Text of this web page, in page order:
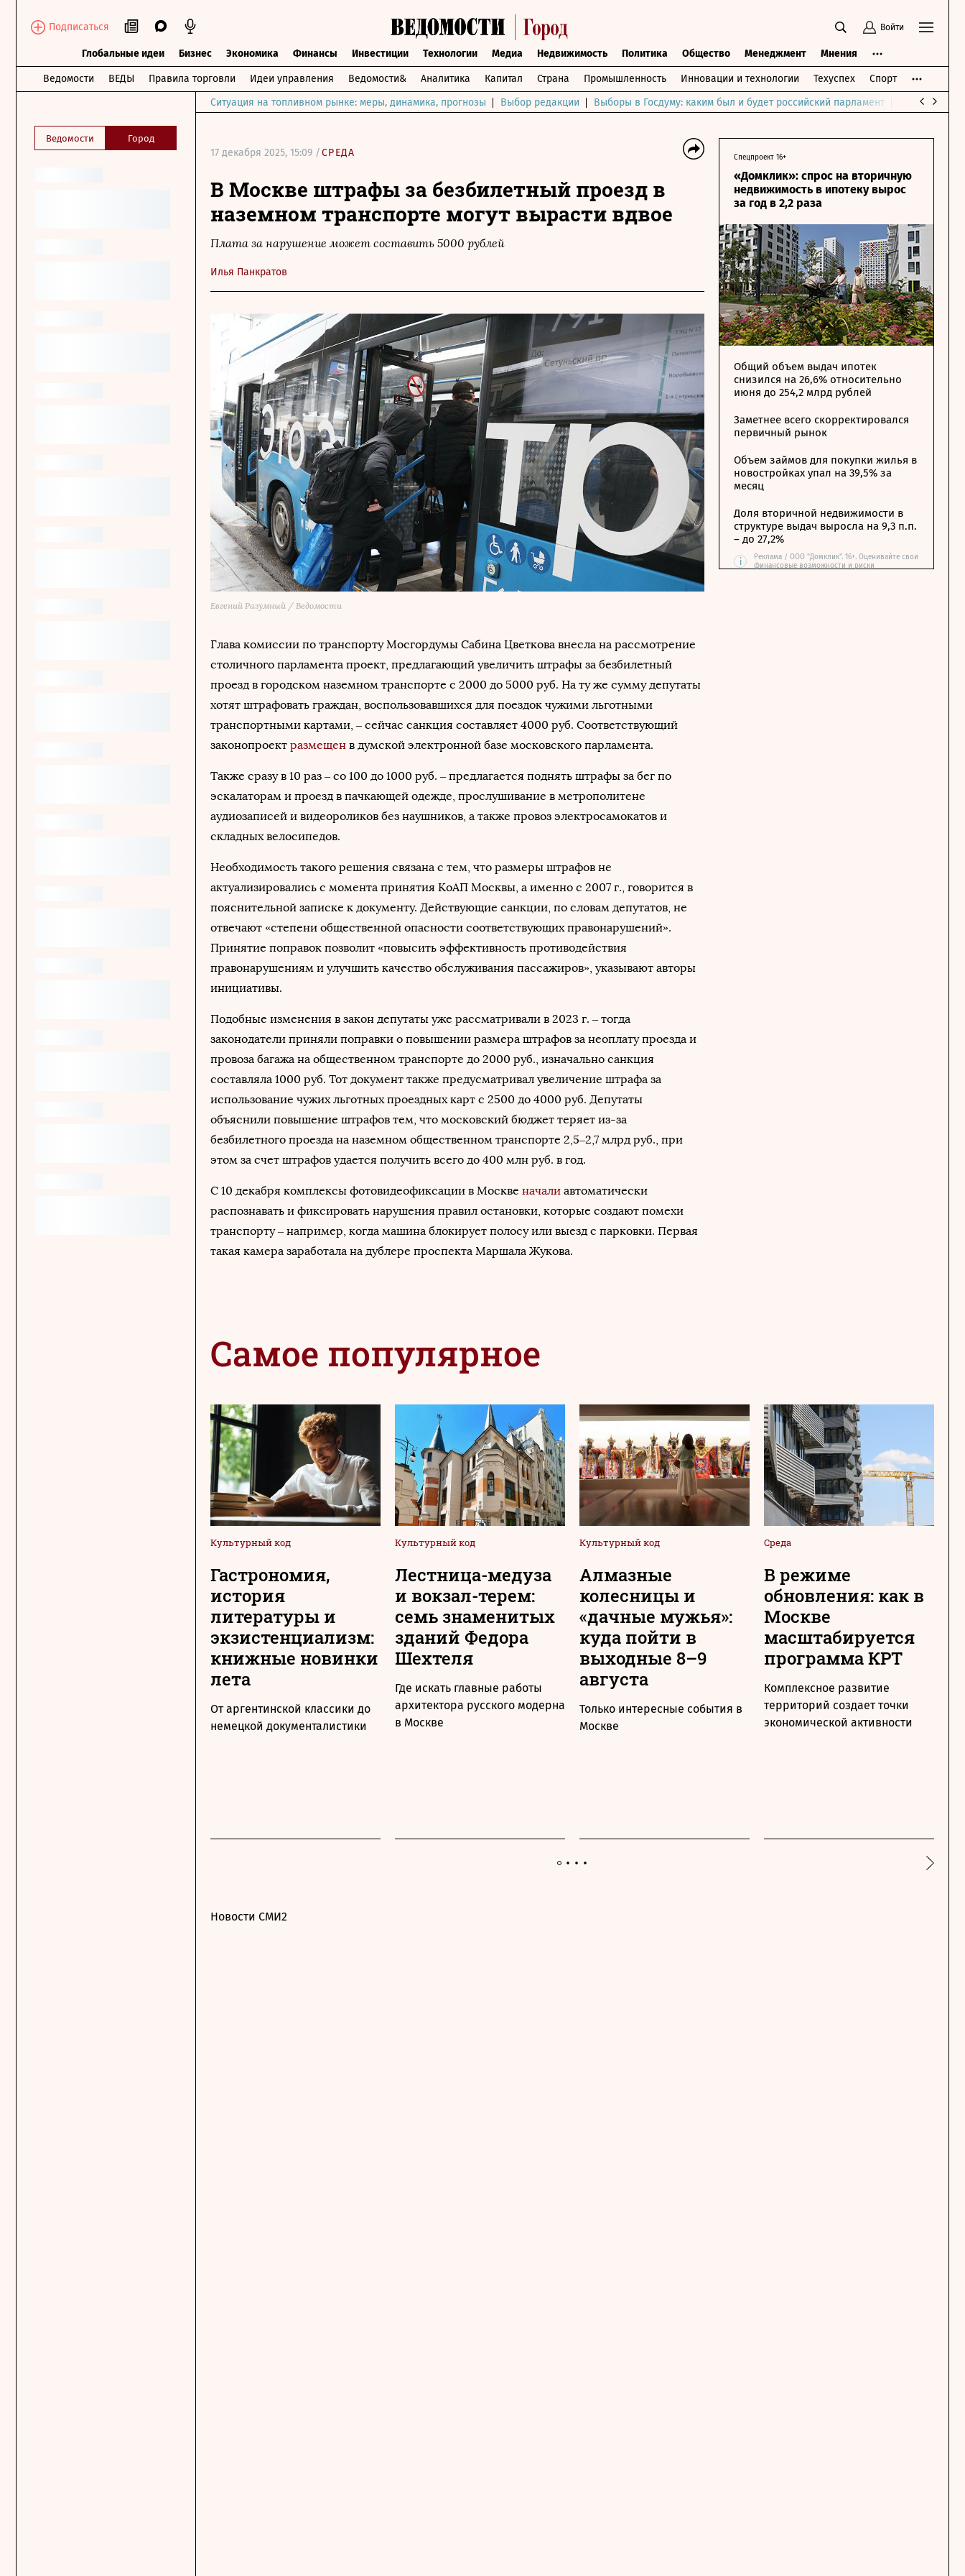
Подписаться Войти
Глобальные идеи Бизнес Экономика Финансы Инвестиции Технологии Медиа Недвижимость Политика Общество Менеджмент Мнения
Ведомости ВЕДЫ Правила торговли Идеи управления Ведомости& Аналитика Капитал Страна Промышленность Инновации и технологии Техуспех Спорт
Ведомости Город
Ситуация на топливном рынке: меры, динамика, прогнозы Выбор редакции Выборы в Госдуму: каким был и будет российский парламент Война на
17 декабря 2025, 15:09 /СРЕДА
В Москве штрафы за безбилетный проезд в
наземном транспорте могут вырасти вдвое
Плата за нарушение может составить 5000 рублей
Илья Панкратов
Евгений Разумный / Ведомости
Глава комиссии по транспорту Мосгордумы Сабина Цветкова внесла на рассмотрение
столичного парламента проект, предлагающий увеличить штрафы за безбилетный
проезд в городском наземном транспорте с 2000 до 5000 руб. На ту же сумму депутаты
хотят штрафовать граждан, воспользовавшихся для поездок чужими льготными
транспортными картами, – сейчас санкция составляет 4000 руб. Соответствующий
законопроект размещен в думской электронной базе московского парламента.
Также сразу в 10 раз – со 100 до 1000 руб. – предлагается поднять штрафы за бег по
эскалаторам и проезд в пачкающей одежде, прослушивание в метрополитене
аудиозаписей и видеороликов без наушников, а также провоз электросамокатов и
складных велосипедов.
Необходимость такого решения связана с тем, что размеры штрафов не
актуализировались с момента принятия КоАП Москвы, а именно с 2007 г., говорится в
пояснительной записке к документу. Действующие санкции, по словам депутатов, не
отвечают «степени общественной опасности соответствующих правонарушений».
Принятие поправок позволит «повысить эффективность противодействия
правонарушениям и улучшить качество обслуживания пассажиров», указывают авторы
инициативы.
Подобные изменения в закон депутаты уже рассматривали в 2023 г. – тогда
законодатели приняли поправки о повышении размера штрафов за неоплату проезда и
провоза багажа на общественном транспорте до 2000 руб., изначально санкция
составляла 1000 руб. Тот документ также предусматривал увеличение штрафа за
использование чужих льготных проездных карт с 2500 до 4000 руб. Депутаты
объяснили повышение штрафов тем, что московский бюджет теряет из-за
безбилетного проезда на наземном общественном транспорте 2,5–2,7 млрд руб., при
этом за счет штрафов удается получить всего до 400 млн руб. в год.
С 10 декабря комплексы фотовидеофиксации в Москве начали автоматически
распознавать и фиксировать нарушения правил остановки, которые создают помехи
транспорту – например, когда машина блокирует полосу или выезд с парковки. Первая
такая камера заработала на дублере проспекта Маршала Жукова.
Спецпроект 16+
«Домклик»: спрос на вторичную
недвижимость в ипотеку вырос
за год в 2,2 раза
Общий объем выдач ипотек
снизился на 26,6% относительно
июня до 254,2 млрд рублей
Заметнее всего скорректировался
первичный рынок
Объем займов для покупки жилья в
новостройках упал на 39,5% за
месяц
Доля вторичной недвижимости в
структуре выдач выросла на 9,3 п.п.
– до 27,2%
i
Реклама / ООО "Домклик". 16+. Оценивайте свои
финансовые возможности и риски
Самое популярное
Культурный код
Гастрономия,
история
литературы и
экзистенциализм:
книжные новинки
лета
От аргентинской классики до
немецкой документалистики
Культурный код
Лестница-медуза
и вокзал-терем:
семь знаменитых
зданий Федора
Шехтеля
Где искать главные работы
архитектора русского модерна
в Москве
Культурный код
Алмазные
колесницы и
«дачные мужья»:
куда пойти в
выходные 8–9
августа
Только интересные события в
Москве
Среда
В режиме
обновления: как в
Москве
масштабируется
программа КРТ
Комплексное развитие
территорий создает точки
экономической активности
Новости СМИ2